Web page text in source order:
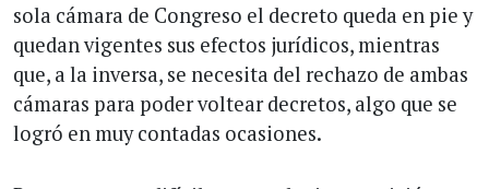
sola cámara de Congreso el decreto queda en pie y
quedan vigentes sus efectos jurídicos, mientras
que, a la inversa, se necesita del rechazo de ambas
cámaras para poder voltear decretos, algo que se
logró en muy contadas ocasiones.